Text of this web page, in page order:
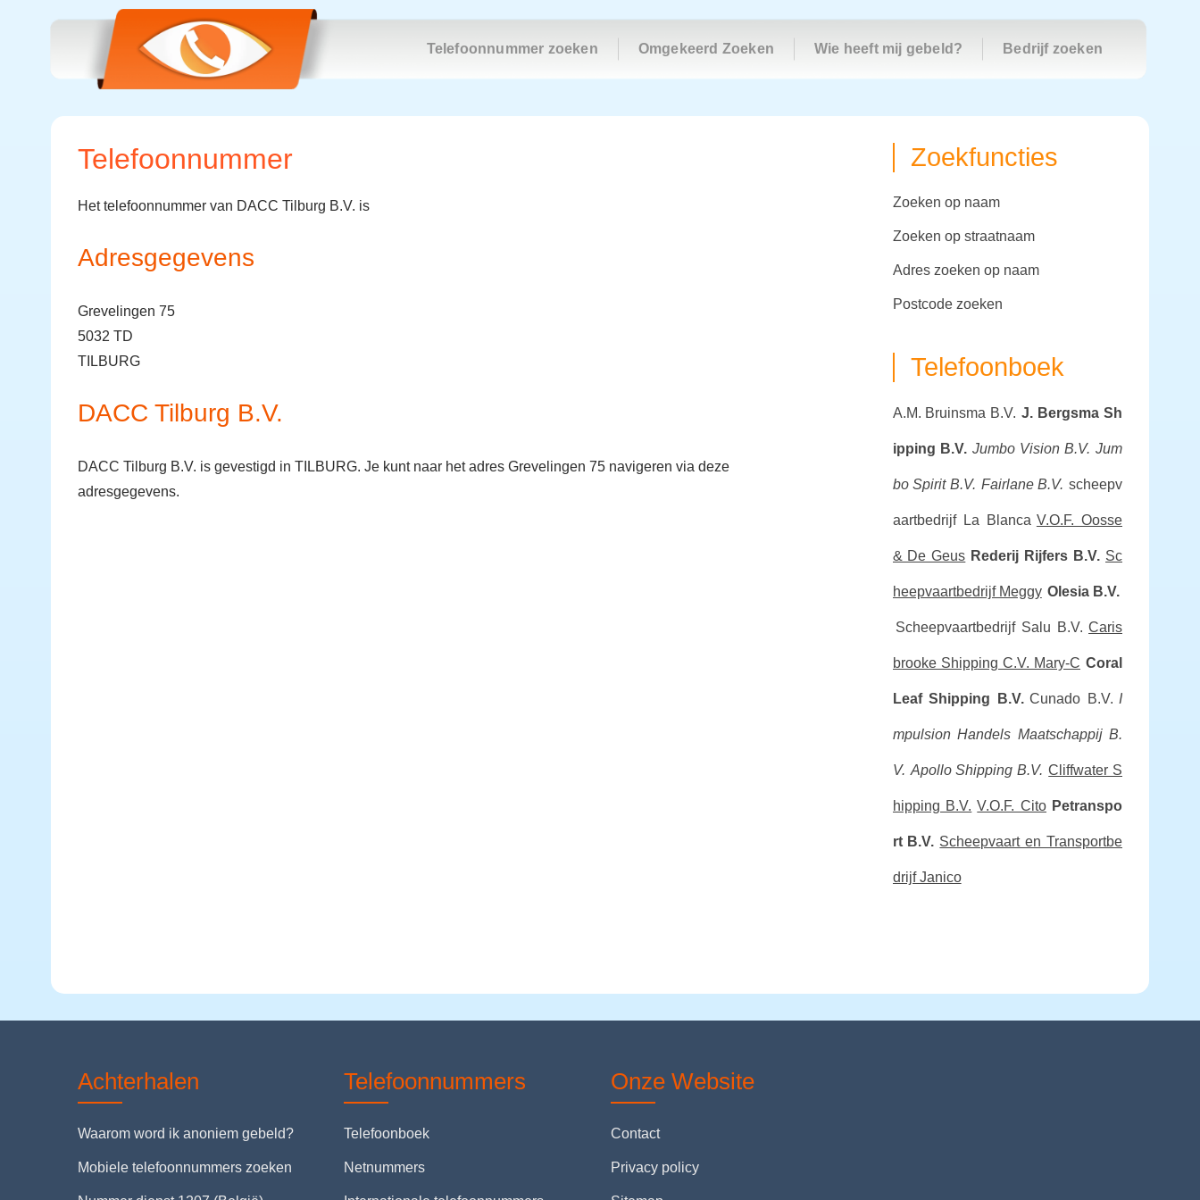
Telefoonnummer zoeken Omgekeerd Zoeken Wie heeft mij gebeld? Bedrijf zoeken
Telefoonnummer
Het telefoonnummer van DACC Tilburg B.V. is
Adresgegevens
Grevelingen 75
5032 TD
TILBURG
DACC Tilburg B.V.
DACC Tilburg B.V. is gevestigd in TILBURG. Je kunt naar het adres Grevelingen 75 navigeren via deze
adresgegevens.
Zoekfuncties
zoeken op naam
zoeken op straatnaam
adres zoeken op naam
postcode zoeken
Telefoonboek
A.M. Bruinsma B.V. J. Bergsma Sh
ipping B.V. Jumbo Vision B.V. Jum
bo Spirit B.V. Fairlane B.V. scheepv
aartbedrijf La Blanca V.O.F. Oosse
& De Geus Rederij Rijfers B.V. Sc
heepvaartbedrijf Meggy Olesia B.V.
Scheepvaartbedrijf Salu B.V. Caris
brooke Shipping C.V. Mary-C Coral
Leaf Shipping B.V. Cunado B.V. I
mpulsion Handels Maatschappij B.
V. Apollo Shipping B.V. Cliffwater S
hipping B.V. V.O.F. Cito Petranspo
rt B.V. Scheepvaart en Transportbe
drijf Janico
Achterhalen
Waarom word ik anoniem gebeld?
Mobiele telefoonnummers zoeken
Telefoonnummers
Telefoonboek
Netnummers
Onze Website
Contact
Privacy policy